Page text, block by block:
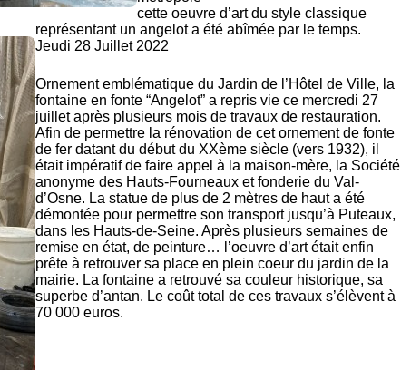
cette oeuvre d’art du style classique
représentant un angelot a été abîmée par le temps.
Jeudi 28 Juillet 2022
Ornement emblématique du Jardin de l’Hôtel de Ville, la
fontaine en fonte “Angelot” a repris vie ce mercredi 27
juillet après plusieurs mois de travaux de restauration.
Afin de permettre la rénovation de cet ornement de fonte
de fer datant du début du XXème siècle (vers 1932), il
était impératif de faire appel à la maison-mère, la Société
anonyme des Hauts-Fourneaux et fonderie du Val-
d’Osne. La statue de plus de 2 mètres de haut a été
démontée pour permettre son transport jusqu’à Puteaux,
dans les Hauts-de-Seine. Après plusieurs semaines de
remise en état, de peinture… l’oeuvre d’art était enfin
prête à retrouver sa place en plein coeur du jardin de la
mairie. La fontaine a retrouvé sa couleur historique, sa
superbe d’antan. Le coût total de ces travaux s’élèvent à
70 000 euros.